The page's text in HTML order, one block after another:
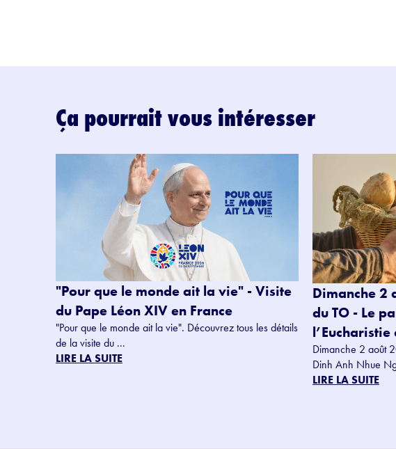
Ça pourrait vous intéresser
"Pour que le monde ait la vie" - Visite
du Pape Léon XIV en France
"Pour que le monde ait la vie". Découvrez tous les détails
de la visite du ...
LIRE LA SUITE
Dimanche 2
du TO - Le
l’Eucharistie
Dimanche 2 août
Dinh Anh Nhue
LIRE LA SUITE